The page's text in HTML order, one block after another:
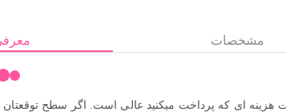
مشخصات
ای که پرداخت میکنید عالی است. اگر سطح توقعتان